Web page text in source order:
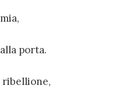
porta.
ribellione,